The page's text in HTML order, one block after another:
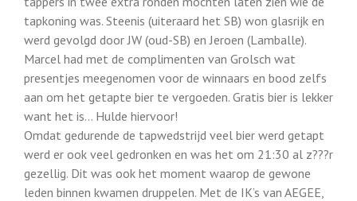
tapkoning was. Steenis (uiteraard het SB) won glasrijk en
werd gevolgd door JW (oud-SB) en Jeroen (Lamballe).
Marcel had met de complimenten van Grolsch wat
presentjes meegenomen voor de winnaars en bood zelfs
aan om het getapte bier te vergoeden. Gratis bier is lekker
want het is… Hulde hiervoor!
Omdat gedurende de tapwedstrijd veel bier werd getapt
werd er ook veel gedronken en was het om 21:30 al z???r
gezellig. Dit was ook het moment waarop de gewone
leden binnen kwamen druppelen. Met de IK’s van AEGEE,